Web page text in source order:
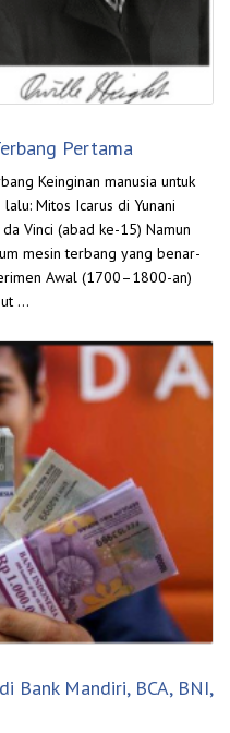
Pertama
Keinginan manusia untuk
Mitos Icarus di Yunani
Vinci (abad ke-15) Namun
mesin terbang yang benar-
Awal (1700–1800-an)
…
Bank Mandiri, BCA, BNI,